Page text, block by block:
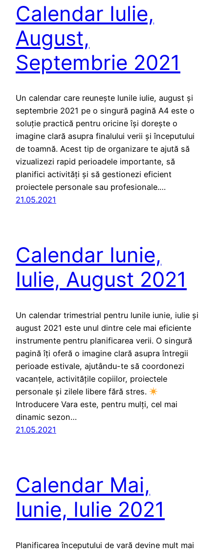
Calendar Iulie,
August,
Septembrie 2021
Un calendar care reunește lunile iulie, august și
septembrie 2021 pe o singură pagină A4 este o
soluție practică pentru oricine își dorește o
imagine clară asupra finalului verii și începutului
de toamnă. Acest tip de organizare te ajută să
vizualizezi rapid perioadele importante, să
planifici activități și să gestionezi eficient
proiectele personale sau profesionale.…
21.05.2021
Calendar Iunie,
Iulie, August 2021
Un calendar trimestrial pentru lunile iunie, iulie și
august 2021 este unul dintre cele mai eficiente
instrumente pentru planificarea verii. O singură
pagină îți oferă o imagine clară asupra întregii
perioade estivale, ajutându-te să coordonezi
vacanțele, activitățile copiilor, proiectele
personale și zilele libere fără stres.
Introducere Vara este, pentru mulți, cel mai
dinamic sezon…
21.05.2021
Calendar Mai,
Iunie, Iulie 2021
Planificarea începutului de vară devine mult mai